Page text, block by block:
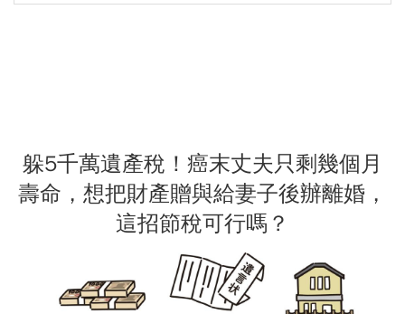
躲5千萬遺產稅！癌末丈夫只剩幾個月
壽命，想把財產贈與給妻子後辦離婚，
這招節稅可行嗎？